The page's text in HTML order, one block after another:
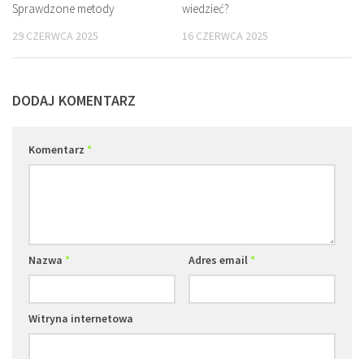
Sprawdzone metody
29 CZERWCA 2025
wiedzieć?
16 CZERWCA 2025
DODAJ KOMENTARZ
Komentarz *
Nazwa * Adres email*
Witryna internetowa